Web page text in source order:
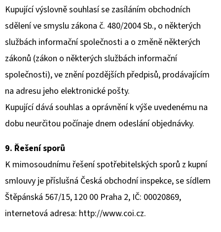
Kupující výslovně souhlasí se zasíláním obchodních
sdělení ve smyslu zákona č. 480/2004 Sb., o některých
službách informační společnosti a o změně některých
zákonů (zákon o některých službách informační
společnosti), ve znění pozdějších předpisů, prodávajícím
na adresu jeho elektronické pošty.
Kupující dává souhlas a oprávnění k výše uvedenému na
dobu neurčitou počínaje dnem odeslání objednávky.
9. Řešení sporů
K mimosoudnímu řešení spotřebitelských sporů z kupní
smlouvy je příslušná Česká obchodní inspekce, se sídlem
Štěpánská 567/15, 120 00 Praha 2, IČ: 00020869,
internetová adresa: http://www.coi.cz.